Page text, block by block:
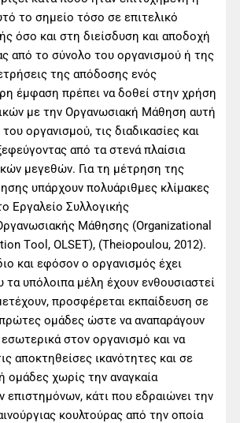
το σημείο τόσο σε επιτελικό
όσο και στη διείσδυση και αποδοχή
από το σύνολο του οργανισμού ή της
της απόδοσης ενός
έμφαση πρέπει να δοθεί στην χρήση
με την Οργανωσιακή Μάθηση αυτή
οργανισμοὐ, τις διαδικασίες και
από τα στενά πλαίσια
μεγεθών. Για τη μέτρηση της
υπάρχουν πολυάριθμες κλίμακες
Εργαλείο Συλλογικής
Μάθησης (Organizational
Τool, OLSET), (Theiopoulou, 2012).
και εφόσον ο οργανισμός έχει
τα υπόλοιπα μέλη έχουν ενθουσιαστεί
προσφέρεται εκπαίδευση σε
ομάδες ώστε να αναπαράγουν
στον οργανισμό και να
αποκτηθείσες ικανότητες και σε
ομάδες χωρίς την αναγκαία
επιστημόνων, κάτι που εδραιώνει την
κουλτούρας από την οποία